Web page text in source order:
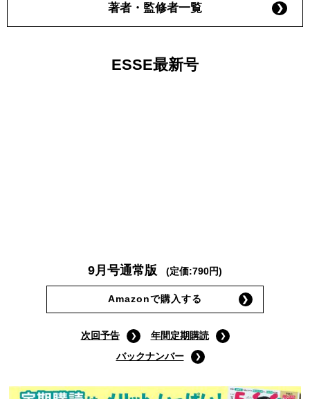
著者・監修者一覧
ESSE最新号
9月号通常版 (定価:790円)
Amazonで購入する
次回予告
年間定期購読
バックナンバー